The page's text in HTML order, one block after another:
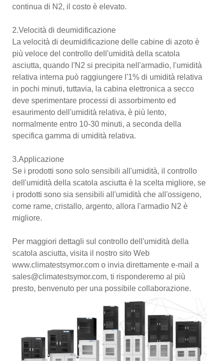
continua di N2, il costo è elevato.
2.Velocità di deumidificazione
La velocità di deumidificazione delle cabine di azoto è
più veloce del controllo dell'umidità della scatola
asciutta, quando l'N2 si precipita nell'armadio, l'umidità
relativa interna può raggiungere l'1% di umidità relativa
in pochi minuti, tuttavia, la cabina elettronica a secco
deve sperimentare processi di assorbimento ed
esaurimento dell'umidità relativa, è più lento,
normalmente entro 10-30 minuti, a seconda della
specifica gamma di umidità relativa.
3.Applicazione
Se i prodotti sono solo sensibili all'umidità, il controllo
dell'umidità della scatola asciutta è la scelta migliore, se
i prodotti sono sia sensibili all'umidità che all'ossigeno,
come rame, cristallo, argento, allora l'armadio N2 è
migliore.
Per maggiori dettagli sul controllo dell'umidità della
scatola asciutta, visita il nostro sito Web
www.climatestsymor.com o invia direttamente e-mail a
sales@climatestsymor.com, ti risponderemo al più
presto, benvenuto per una possibile collaborazione.